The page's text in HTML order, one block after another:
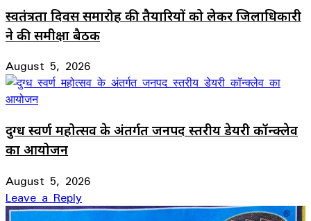
स्वतंत्रता दिवस समारोह की तैयारियों को लेकर जिलाधिकारी
ने की समीक्षा बैठक
August 5, 2026
दुग्ध स्वर्ण महोत्सव के अंतर्गत जनपद स्तरीय डेयरी कॉन्क्लेव
का आयोजन
August 5, 2026
Leave a Reply